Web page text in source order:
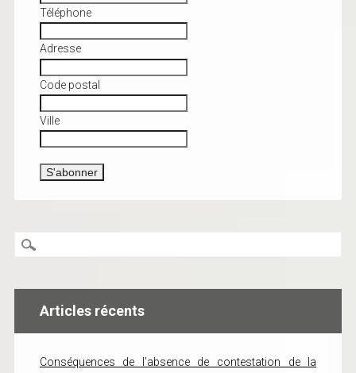
Téléphone
Adresse
Code postal
Ville
Articles récents
Conséquences de l’absence de contestation de la